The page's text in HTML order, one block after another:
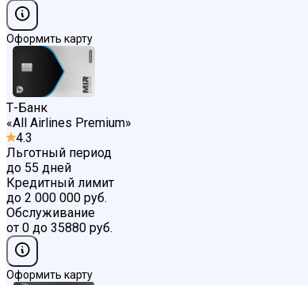
Оформить карту
Т-Банк
«All Airlines Premium»
4.3
Льготный период
до 55 дней
Кредитный лимит
до 2 000 000 руб.
Обслуживание
от 0 до 35880 руб.
Оформить карту